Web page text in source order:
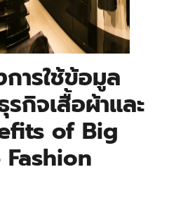
ารใช้ข้อมูล
กิจเสื้อผ้าและ
of Big